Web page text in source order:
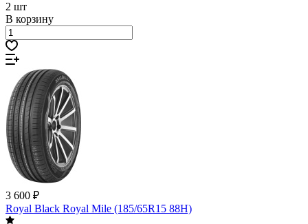
2 шт
В корзину
3 600 ₽
Royal Black Royal Mile (185/65R15 88H)